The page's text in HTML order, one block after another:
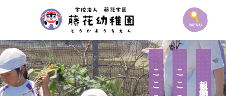
報恩感謝の